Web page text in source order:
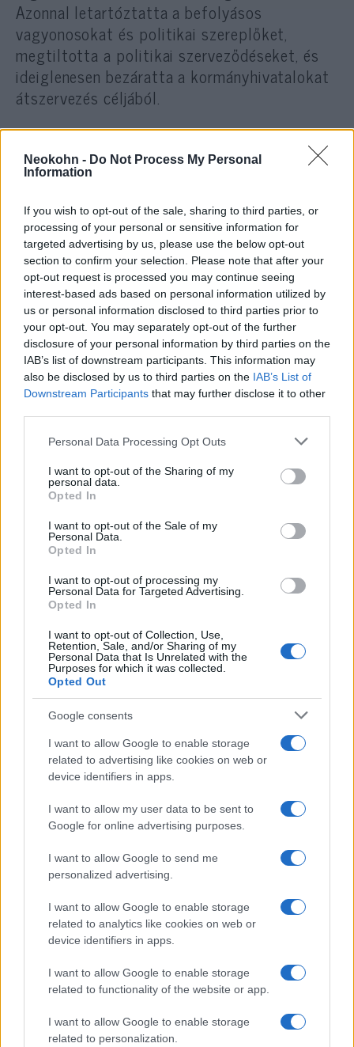
Neokohn - Do Not Process My Personal
Information
If you wish to opt-out of the sale, sharing to third parties, or
processing of your personal or sensitive information for
targeted advertising by us, please use the below opt-out
section to confirm your selection. Please note that after your
opt-out request is processed you may continue seeing
interest-based ads based on personal information utilized by
us or personal information disclosed to third parties prior to
your opt-out. You may separately opt-out of the further
disclosure of your personal information by third parties on the
IAB’s list of downstream participants. This information may
also be disclosed by us to third parties on the IAB’s List of
Downstream Participants that may further disclose it to other
Please note that this website/app uses one or more Google
not limited to your visit or usage behaviour. You may click to
grant or deny consent to Google and its third-party tags to
use your data for below specified purposes in below Google
consent section.
Personal Data Processing Opt Outs
I want to opt-out of the Sharing of my
personal data.
Opted In
I want to opt-out of the Sale of my
Personal Data.
Opted In
I want to opt-out of processing my
Personal Data for Targeted Advertising.
Opted In
I want to opt-out of Collection, Use,
Retention, Sale, and/or Sharing of my
Personal Data that Is Unrelated with the
Purposes for which it was collected.
Opted Out
Google consents
I want to allow Google to enable storage
related to advertising like cookies on web or
device identifiers in apps.
I want to allow my user data to be sent to
Google for online advertising purposes.
I want to allow Google to send me
personalized advertising.
I want to allow Google to enable storage
related to analytics like cookies on web or
device identifiers in apps.
I want to allow Google to enable storage
related to functionality of the website or app.
I want to allow Google to enable storage
related to personalization.
Azonnal letartóztatta a befolyásos
vagyonosokat és politikai szereplőket,
megtiltotta a politikai szerveződéseket, és
ideiglenesen bezáratta a kormányhivatalokat
átszervezés céljából.
Reza Khán kinevezte magát a
fegyveres erők parancsnokává,
és új parlamentet állított fel,
amelynek tagjai főként az őt
támogató katonai emberek
voltak.
Végül 1925-ben Reza Khán eltávolította
Ahmad sah Kadzsárt – a Kadzsár-dinasztia
utolsó sahját –, és magát „sahánsáhnak”,
vagyis a „királyok királyának” kiáltotta ki.
Feleségét „sahbánuvá”, azaz királynővé
nevezte ki, fiát, Mohammad Rezát pedig
trónörökössé tette. Maga Reza a Pahlavi
nevet vette fel, így ezentúl Reza Khán
helyett Reza sah Pahlaviként ismerték, ezzel
megalapítva a Pahlavi-dinasztiát.
Egy évtizeddel később, 1935-ben
Reza sah Pahlavi bejelentette a
világnak, hogy országát ezentúl
nem az addig ismert Perzsiának,
hanem Iránnak kell hívni –
minthogy az irániak ősidők óta
A második világháború alatt Irán hivatalosan
semleges államnak számított. Bár Reza
sahnak szüksége volt külföldi szakértelemre
országa fejlesztési projektjeihez, és annak
ellenére, hogy a britek ellenőrizték az iráni
olajipart, illetve az oroszok jelentős
történelmi befolyással bírtak, Reza sah
elutasította, hogy brit vagy szovjet
szakértőket alkalmazzon e projektekben, és
inkább német szakembereket hívott az